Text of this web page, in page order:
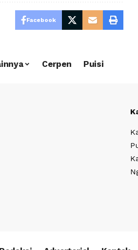
Facebook
Cerpen Puisi